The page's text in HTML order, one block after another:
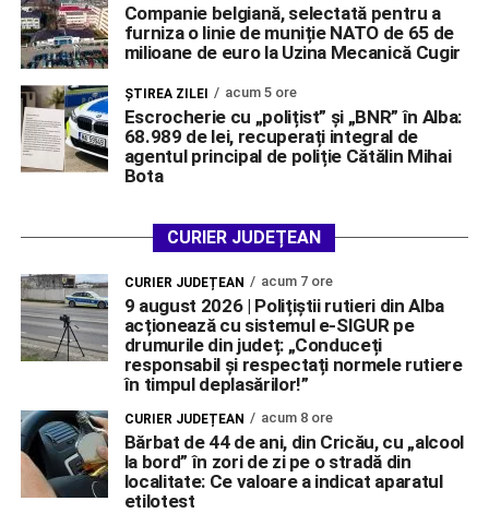
Companie belgiană, selectată pentru a
furniza o linie de muniție NATO de 65 de
milioane de euro la Uzina Mecanică Cugir
ŞTIREA ZILEI acum 5 ore
Escrocherie cu „polițist” și „BNR” în Alba:
68.989 de lei, recuperați integral de
agentul principal de poliție Cătălin Mihai
Bota
CURIER JUDEȚEAN
CURIER JUDEȚEAN acum 7 ore
9 august 2026 | Polițiștii rutieri din Alba
acționează cu sistemul e-SIGUR pe
drumurile din județ: „Conduceți
responsabil și respectați normele rutiere
în timpul deplasărilor!”
CURIER JUDEȚEAN acum 8 ore
Bărbat de 44 de ani, din Cricău, cu „alcool
la bord” în zori de zi pe o stradă din
localitate: Ce valoare a indicat aparatul
etilotest